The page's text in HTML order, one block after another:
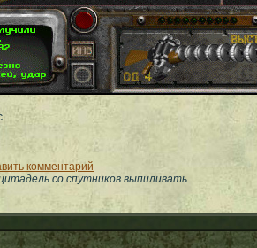
комментарий
со спутников выпиливать.